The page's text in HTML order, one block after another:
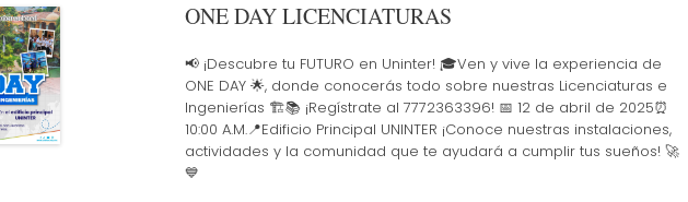
ONE DAY LICENCIATURAS
📢 ¡Descubre tu FUTURO en Uninter! 🎓Ven y vive la experiencia de
ONE DAY 🌟, donde conocerás todo sobre nuestras Licenciaturas e
Ingenierías 🏗️📚 ¡Regístrate al 7772363396! 📅 12 de abril de 2025⏰
10:00 A.M.📍Edificio Principal UNINTER ¡Conoce nuestras instalaciones,
actividades y la comunidad que te ayudará a cumplir tus sueños! 🚀
💙